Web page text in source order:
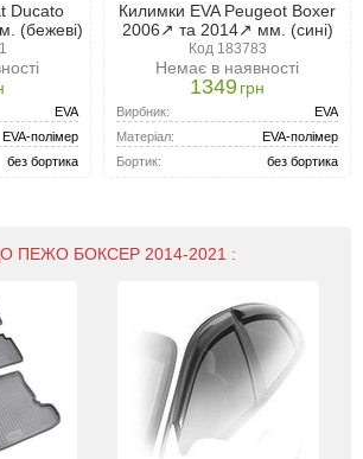
Ducato
(бежеві)
EVA
EVA-полімер
без бортика
Килимки EVA Peugeot Boxer
2006↗ та 2014↗ мм. (сині)
Код 183783
Немає в наявності
1349грн
Вирбник:
EVA
Матеріал:
EVA-полімер
Бортик:
без бортика
ПЕЖО БОКСЕР 2014-2021 :